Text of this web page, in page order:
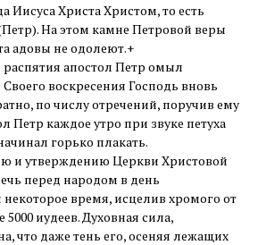
Иисуса Христа Христом, то есть
На этом камне Петровой веры
адовы не одолеют.+
распятия апостол Петр омыл
воскресения Господь вновь
по числу отречений, поручив ему
Петр каждое утро при звуке петуха
горько плакать.
и утверждению Церкви Христовой
перед народом в день
время, исцелив хромого от
иудеев. Духовная сила,
что даже тень его, осеняя лежащих